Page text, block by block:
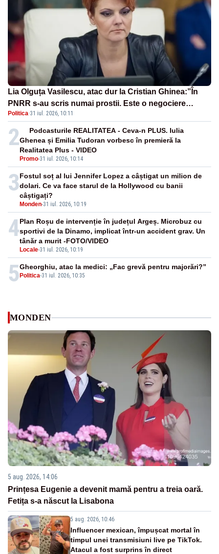
Lia Olguța Vasilescu, atac dur la Cristian Ghinea:”În
PNRR s-au scris numai prostii. Este o negociere
proastă pe care a făcut-o”
Politica·31 iul. 2026, 10:11
2
Promo-31 iul. 2026, 10:14
Podcasturile REALITATEA - Ceva-n PLUS. Iulia
Ghenea și Emilia Tudoran vorbesc în premieră la
Realitatea Plus - VIDEO
3
Monden-31 iul. 2026, 10:19
Fostul soț al lui Jennifer Lopez a câștigat un milion de
dolari. Ce va face starul de la Hollywood cu banii
câștigați?
4
Locale-31 iul. 2026, 10:19
Plan Roșu de intervenție în județul Argeș. Microbuz cu
sportivi de la Dinamo, implicat într-un accident grav. Un
tânăr a murit -FOTO/VIDEO
5 Politica-31 iul. 2026, 10:35
Gheorghiu, atac la medici: „Fac grevă pentru majorări?”
MONDEN
5 aug. 2026, 14:06
Prințesa Eugenie a devenit mamă pentru a treia oară.
Fetița s-a născut la Lisabona
5 aug. 2026, 10:46
Influencer mexican, împușcat mortal în
timpul unei transmisiuni live pe TikTok.
Atacul a fost surprins în direct